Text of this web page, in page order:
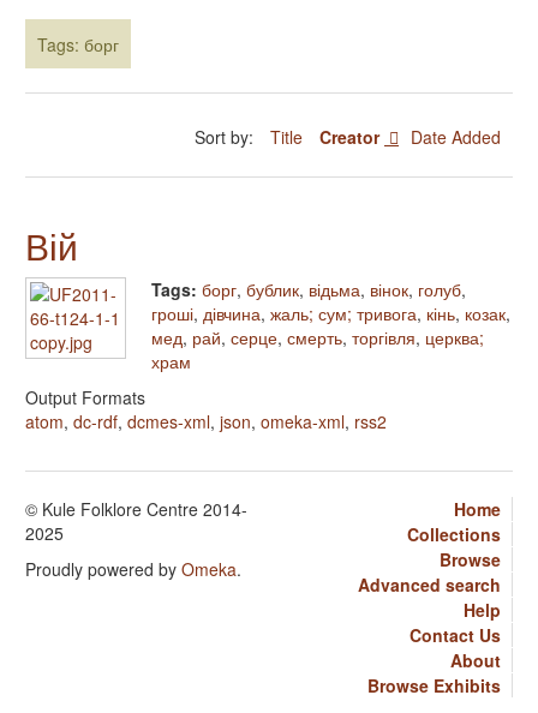
Tags: борг
Sort by: Title Creator Date Added
Вій
Tags: борг, бублик, відьма, вінок, голуб,
гроші, дівчина, жаль; сум; тривога, кінь, козак,
мед, рай, серце, смерть, торгівля, церква;
храм
Output Formats
atom, dc-rdf, dcmes-xml, json, omeka-xml, rss2
Home
Collections
Browse
Advanced search
Help
Contact Us
About
Browse Exhibits
© Kule Folklore Centre 2014-
2025
Proudly powered by Omeka.